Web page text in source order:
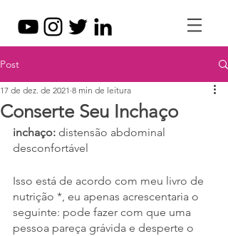
Post
Conserte Seu Inchaço
17 de dez. de 2021 8 min de leitura
inchaço: distensão abdominal
desconfortável
Isso está de acordo com meu livro de
nutrição *, eu apenas acrescentaria o
seguinte: pode fazer com que uma
pessoa pareça grávida e desperte o